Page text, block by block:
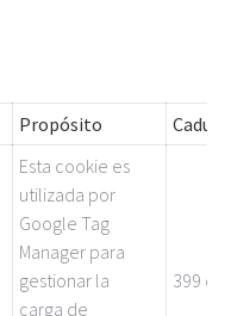
Propósito
Esta cookie es
utilizada por
Google Tag
Manager para
gestionar la
carga de
399